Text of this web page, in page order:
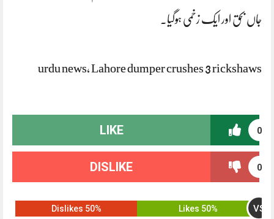
جاں بحق اور ایک زخمی ہوگیا۔
urdu news, Lahore dumper crushes 3 rickshaws
0
LIKE
0
DISLIKE
50% Likes VS
50% Dislikes